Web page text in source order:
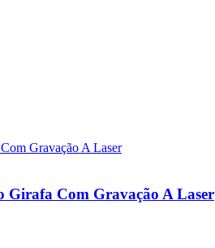
Girafa Com Gravação A Laser